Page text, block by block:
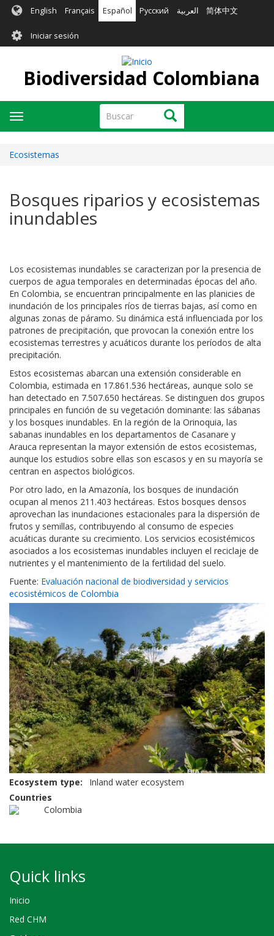
Pasar
contenido
principal
English Français Español Русский العربية 简体中文
User
account
menu
Iniciar sesión
Biodiversidad Colombiana
Buscar Buscar
Toggle
navigation
Ecosistemas
Bosques riparios y ecosistemas
inundables
Los ecosistemas inundables se caracterizan por la presencia de
cuerpos de agua temporales en determinadas épocas del año.
En Colombia, se encuentran principalmente en las planicies de
inundación de los principales ríos de tierras bajas, así como en
algunas zonas de páramo. Su dinámica está influenciada por los
patrones de precipitación, que provocan la conexión entre los
ecosistemas terrestres y acuáticos durante los períodos de alta
precipitación.
Estos ecosistemas abarcan una extensión considerable en
Colombia, estimada en 17.861.536 hectáreas, aunque solo se
han detectado en 7.507.650 hectáreas. Se distinguen dos grupos
principales en función de su vegetación dominante: las sábanas
y los bosques inundables. En la región de la Orinoquia, las
sabanas inundables en los departamentos de Casanare y
Arauca representan la mayor extensión de estos ecosistemas,
aunque los estudios sobre ellas son escasos y en su mayoría se
centran en aspectos biológicos.
Por otro lado, en la Amazonía, los bosques de inundación
ocupan al menos 211.403 hectáreas. Estos bosques densos
aprovechan las inundaciones estacionales para la dispersión de
frutos y semillas, contribuyendo al consumo de especies
acuáticas durante su crecimiento. Los servicios ecosistémicos
asociados a los ecosistemas inundables incluyen el reciclaje de
nutrientes y el mantenimiento de la fertilidad del suelo.
Fuente: Evaluación nacional de biodiversidad y servicios
ecosistémicos de Colombia
Ecosystem type
Inland water ecosystem
Countries
Colombia
Quick links
Inicio
Red CHM